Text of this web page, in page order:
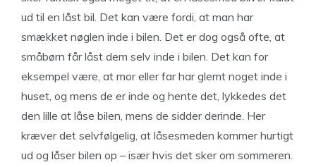
ud til en låst bil. Det kan være fordi, at man har
smækket nøglen inde i bilen. Det er dog også ofte, at
småbørn får låst dem selv inde i bilen. Det kan for
eksempel være, at mor eller far har glemt noget inde i
huset, og mens de er inde og hente det, lykkedes det
den lille at låse bilen, mens de sidder derinde. Her
kræver det selvfølgelig, at låsesmeden kommer hurtigt
ud og låser bilen op – især hvis det sker om sommeren.